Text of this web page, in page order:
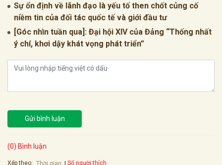
Sự ổn định về lãnh đạo là yếu tố then chốt củng cố
niềm tin của đối tác quốc tế và giới đầu tư
[Góc nhìn tuần qua]: Đại hội XIV của Đảng “Thống nhất
ý chí, khơi dậy khát vọng phát triển”
Gửi bình luận
(0) Bình luận
Xếp theo: Thời gian Số người thích